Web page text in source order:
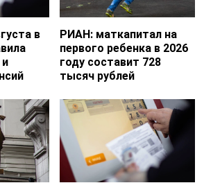
в
РИАН: маткапитал на
первого ребенка в 2026
году составит 728
тысяч рублей